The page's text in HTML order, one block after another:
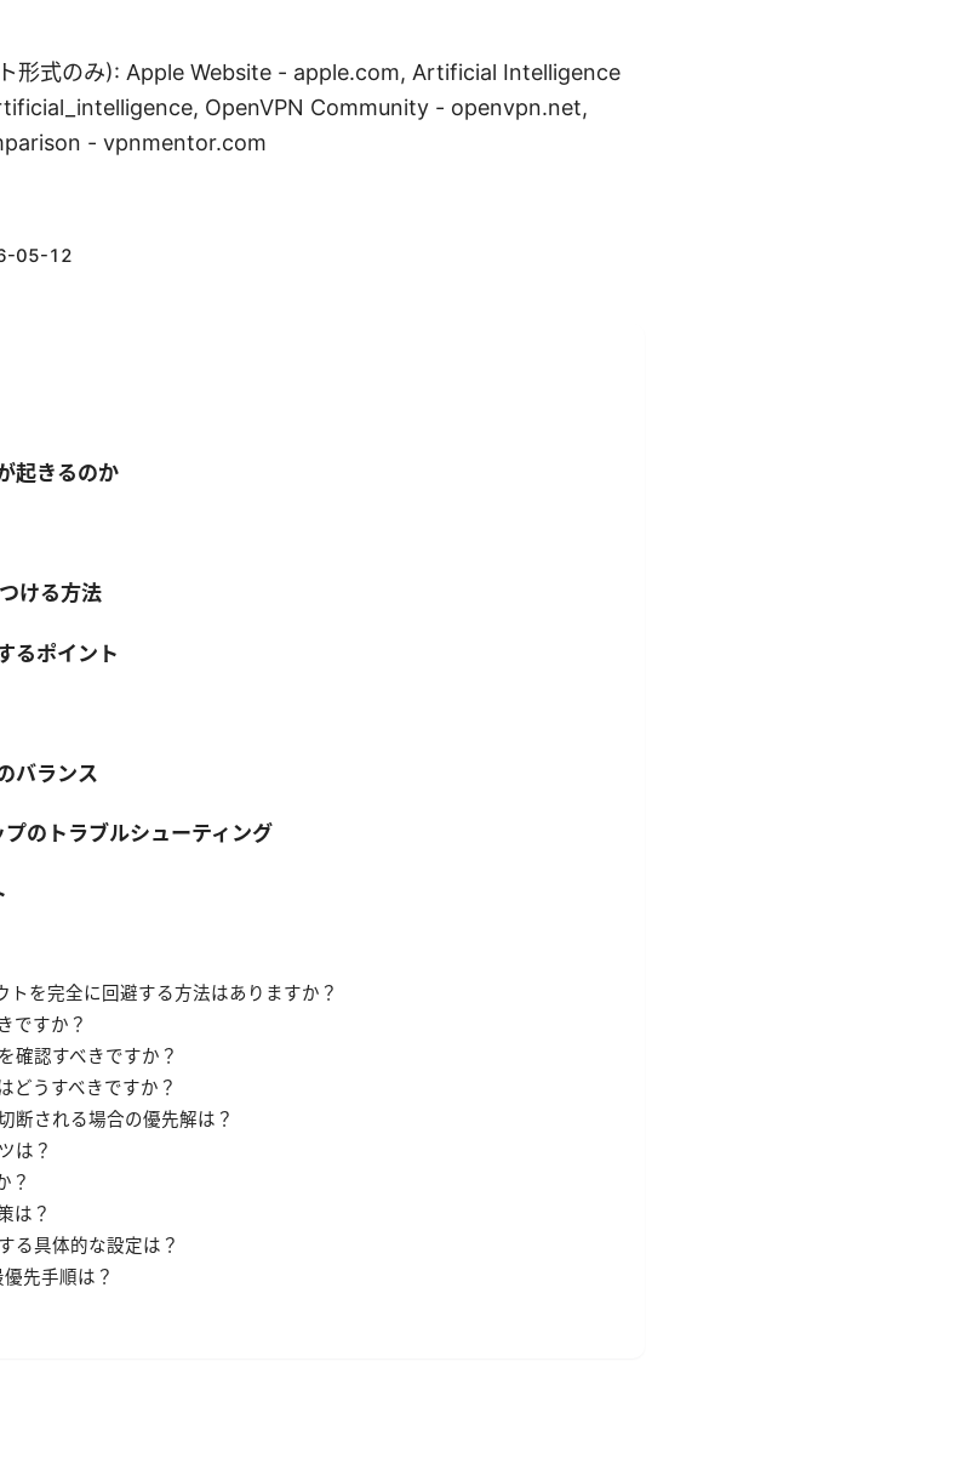
形式のみ): Apple Website - apple.com, Artificial Intelligence
OpenVPN Community - openvpn.net,
- vpnmentor.com
05-12
起きるのか
ける方法
るポイント
バランス
のトラブルシューティング
トを完全に回避する方法はありますか？
ですか？
確認すべきですか？
どうすべきですか？
断される場合の優先解は？
は？
？
は？
る具体的な設定は？
先手順は？